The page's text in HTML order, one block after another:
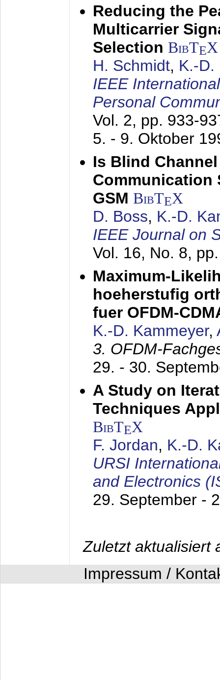
Reducing the
Multicarrier
Selection BibTEX
H. Schmidt, K.-D.
IEEE
Personal
Vol. 2, pp. 933-
5. - 9. Oktober
Is Blind
Communication
GSM BibTEX
D. Boss, K.-D.
IEEE Journal on
Vol. 16, No. 8,
Maximum-
hoeherstufig
fuer OFDM-
K.-D. Kammeyer,
3. OFDM-
29. - 30.
A Study on
Techniques
BibTEX
F. Jordan, K.-D.
URSI
and Electronics
29. September -
Zuletzt aktualisiert
Impressum /